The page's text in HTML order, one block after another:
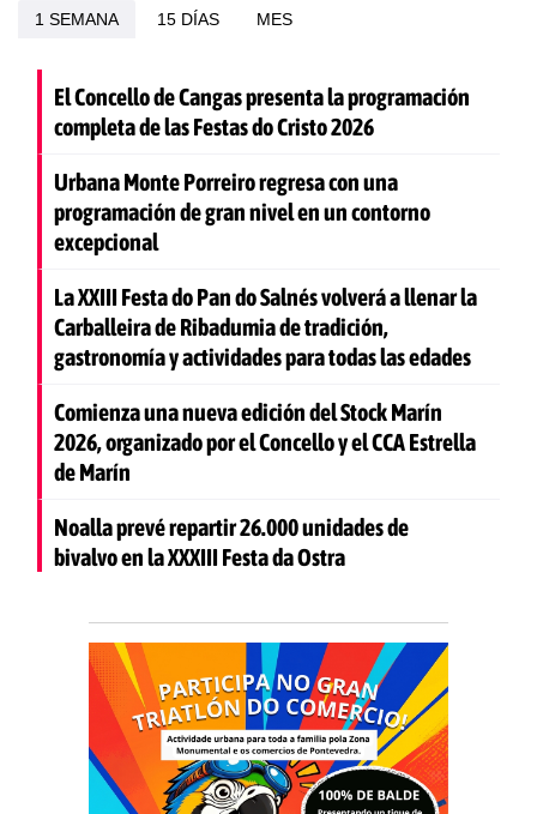
1 SEMANA 15 DÍAS MES
El Concello de Cangas presenta la programación
completa de las Festas do Cristo 2026
Urbana Monte Porreiro regresa con una
programación de gran nivel en un contorno
excepcional
La XXIII Festa do Pan do Salnés volverá a llenar la
Carballeira de Ribadumia de tradición,
gastronomía y actividades para todas las edades
Comienza una nueva edición del Stock Marín
2026, organizado por el Concello y el CCA Estrella
de Marín
Noalla prevé repartir 26.000 unidades de
bivalvo en la XXXIII Festa da Ostra